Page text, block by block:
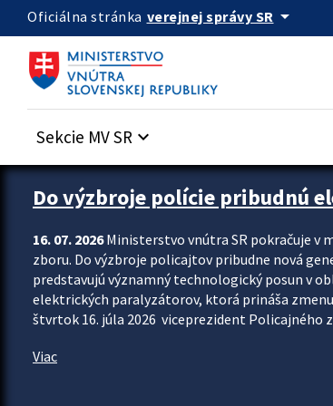
Preskocit na hlavný obsah
Oficiálna stránka verejnej správy SR arrow_drop_down
Sekcie MV SR keyboard_arrow_down
Zastavit automatický posun upútavok
Do výzbroje polície pribudnú
16. 07. 2026Ministerstvo vnútra SR pokračuje v
zboru. Do výzbroje policajtov pribudne nová
predstavujú významný technologický posun v
elektrických paralyzátorov, ktorá prináša
štvrtok 16. júla 2026 viceprezident Policajného
Viac